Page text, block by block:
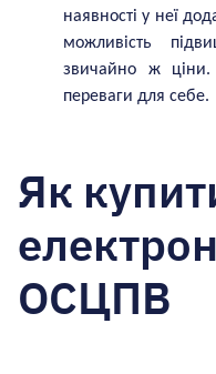
наявності у неї
можливість
звичайно ж
переваги для себе.
Як
ОСЦПВ